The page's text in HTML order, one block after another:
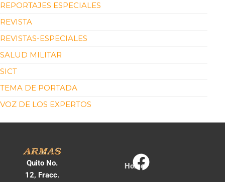
REPORTAJES ESPECIALES
REVISTA
REVISTAS-ESPECIALES
SALUD MILITAR
SICT
TEMA DE PORTADA
VOZ DE LOS EXPERTOS
Quito No.
12, Fracc.
Home